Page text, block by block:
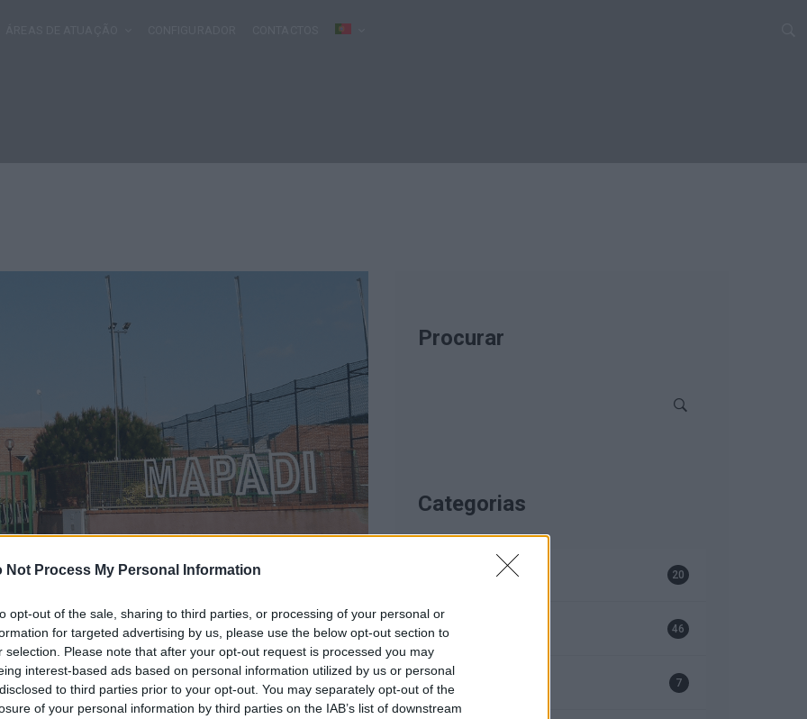
Not Process My Personal Information
opt-out of the sale, sharing to third parties, or processing of your personal or
for targeted advertising by us, please use the below opt-out section to
selection. Please note that after your opt-out request is processed you may
interest-based ads based on personal information utilized by us or personal
to third parties prior to your opt-out. You may separately opt-out of the
of your personal information by third parties on the IAB’s list of downstream
Procurar
Categorias
Bombas 20
46
7